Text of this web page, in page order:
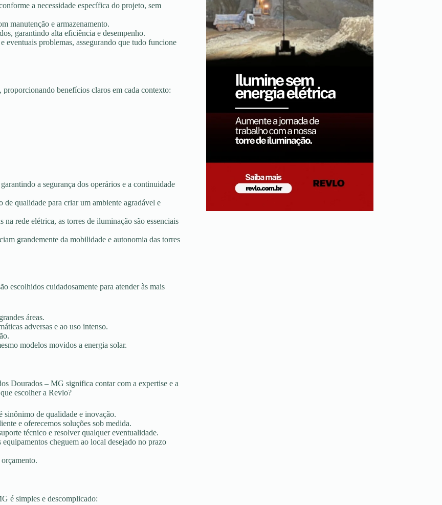
a necessidade específica do projeto, sem
manutenção e armazenamento.
garantindo alta eficiência e desempenho.
eventuais problemas, assegurando que tudo funcione
benefícios claros em cada contexto:
a segurança dos operários e a continuidade
de qualidade para criar um ambiente agradável e
rede elétrica, as torres de iluminação são essenciais
grandemente da mobilidade e autonomia das torres
escolhidos cuidadosamente para atender às mais
áreas.
adversas e ao uso intenso.
modelos movidos a energia solar.
Dourados – MG significa contar com a expertise e a
escolher a Revlo?
sinônimo de qualidade e inovação.
e oferecemos soluções sob medida.
técnico e resolver qualquer eventualidade.
cheguem ao local desejado no prazo
é simples e descomplicado: